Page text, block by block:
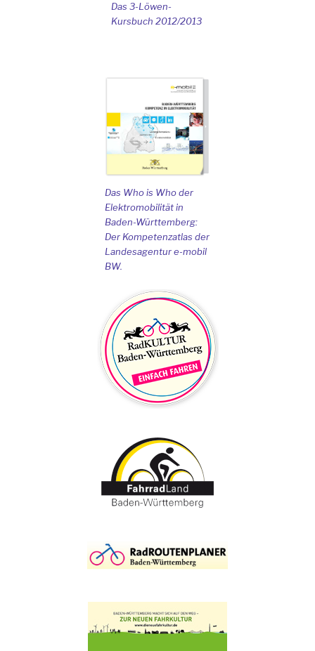
Das 3-Löwen-
Kursbuch 2012/2013
Das Who is Who der
Elektromobilität in
Baden-Württemberg:
Der Kompetenzatlas der
Landesagentur e-mobil
BW.